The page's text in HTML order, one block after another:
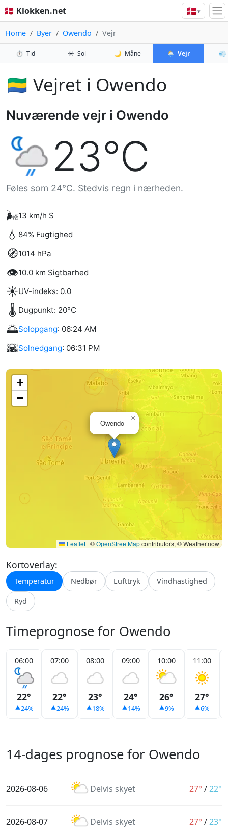
🇩🇰 Klokken.net 🇩🇰▾
Home Byer Owendo Vejr
⏱️ Tid ☀️ Sol 🌙 Måne 🌦️ Vejr 💨
🇬🇦 Vejret i Owendo
Nuværende vejr i Owendo
23°C
Føles som 24°C. Stedvis regn i nærheden.
🌬️13 km/h S
💧 84% Fugtighed
🧭1014 hPa
👁️10.0 km Sigtbarhed
☀️UV-indeks: 0.0
🌡️ Dugpunkt: 20°C
🌅Solopgang: 06:24 AM
🌇Solnedgang: 06:31 PM
Owendo
×
+
−
Leaflet | ©OpenStreetMapcontributors, © Weather.now
Kortoverlay:
Temperatur Nedbør Lufttryk Vindhastighed
Ryd
Timeprognose for Owendo
06:00
22°
24%
07:00
22°
24%
08:00
23°
18%
09:00
24°
14%
10:00
26°
9%
11:00
27°
6%
14-dages prognose for Owendo
2026-08-06 Delvis skyet 27° /22°
2026-08-07 Delvis skyet 27° /23°